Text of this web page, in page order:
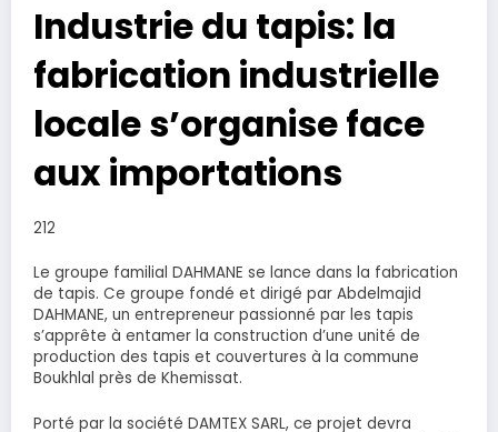
Industrie du tapis: la
fabrication industrielle
locale s’organise face
aux importations
212
Le groupe familial DAHMANE se lance dans la fabrication
de tapis. Ce groupe fondé et dirigé par Abdelmajid
DAHMANE, un entrepreneur passionné par les tapis
s’apprête à entamer la construction d’une unité de
production des tapis et couvertures à la commune
Boukhlal près de Khemissat.
Porté par la société DAMTEX SARL, ce projet devra